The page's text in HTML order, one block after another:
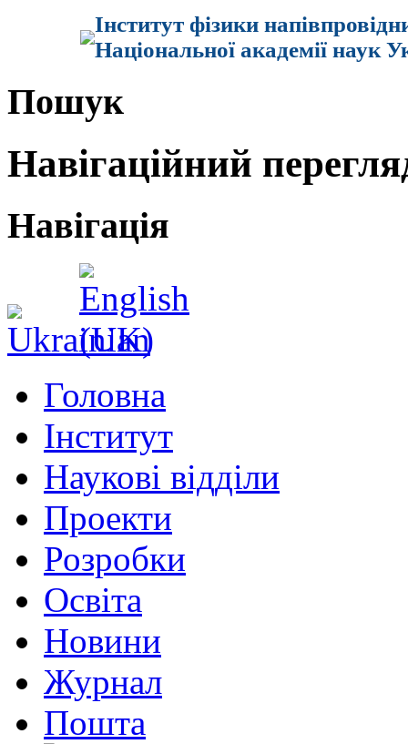
Інститут фізики
Національної академії наук
Пошук
Навігаційний
Навігація
Головна
Інститут
Наукові відділи
Проекти
Розробки
Освіта
Новини
Журнал
Пошта